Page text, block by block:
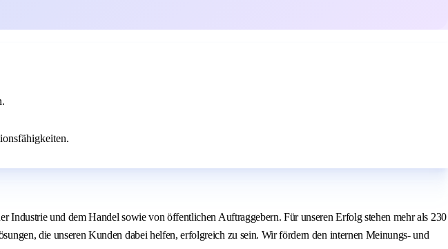
Industrie und dem Handel sowie von öffentlichen Auftraggebern. Für unseren Erfolg stehen mehr als 230
die unseren Kunden dabei helfen, erfolgreich zu sein. Wir fördern den internen Meinungs- und